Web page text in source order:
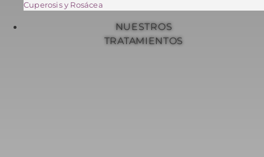
Cuperosis y Rosácea
NUESTROS
TRATAMIENTOS